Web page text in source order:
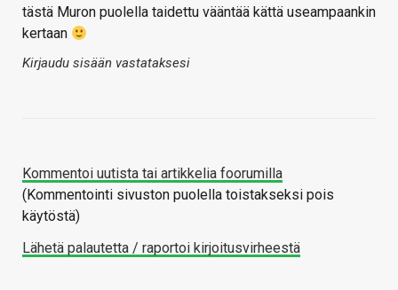
tästä Muron puolella taidettu vääntää kättä useampaankin
kertaan
Kirjaudu sisään vastataksesi
Kommentoi uutista tai artikkelia foorumilla
(Kommentointi sivuston puolella toistakseksi pois
käytöstä)
Lähetä palautetta / raportoi kirjoitusvirheestä